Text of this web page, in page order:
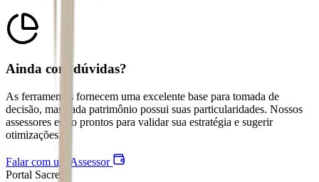
Ainda com dúvidas?
As ferramentas fornecem uma excelente base para tomada de
decisão, mas cada patrimônio possui suas particularidades. Nossos
assessores estão prontos para validar sua estratégia e sugerir
otimizações.
Falar com um Assessor
Portal Sacre